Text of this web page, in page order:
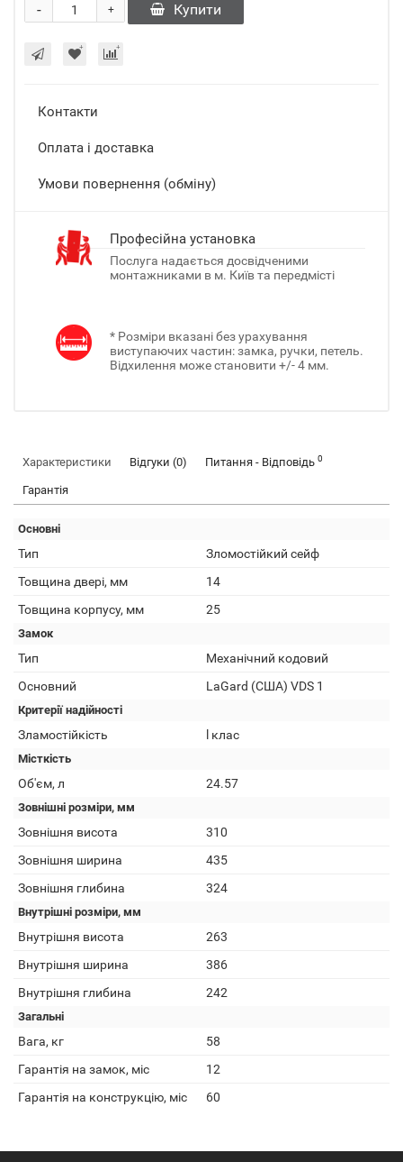
+
- Купити
Контакти
Оплата і доставка
Умови повернення (обміну)
Професійна установка
Послуга надається досвідченими
монтажниками в м. Київ та передмісті
* Розміри вказані без урахування
виступаючих частин: замка, ручки, петель.
Відхилення може становити +/- 4 мм.
Характеристики Відгуки (0) Питання - Відповідь 0
Гарантія
Основні
Тип
Зломостійкий сейф
Товщина двері, мм
14
Товщина корпусу, мм
25
Замок
Тип
Механічний кодовий
Основний
LaGard (США) VDS 1
Критерії надійності
Зламостійкість l клас
Місткість
Об'єм, л 24.57
Зовнішні розміри, мм
Зовнішня висота
310
Зовнішня ширина
435
Зовнішня глибина
324
Внутрішні розміри, мм
Внутрішня висота
263
Внутрішня ширина
386
Внутрішня глибина
242
Загальні
Вага, кг
58
Гарантія на замок, міс
12
Гарантія на конструкцію, міс
60